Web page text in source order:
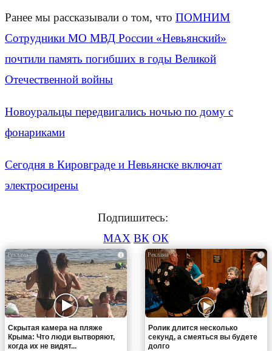
Ранее мы рассказывали о том, что ПОМНИМ
Сотрудники МО МВД России «Невьянский»
почтили память погибших в годы Великой
Отечественной войны
Новоуральцы передвигались ночью по дому с
фонариками
Сегодня в Кировграде и Невьянске включат
электросирены
Подпишитесь:
MAX ВК ОК
i
Скрытая камера на пляже
Крыма: Что люди вытворяют,
когда их не видят...
i
Ролик длится несколько
секунд, а смеяться вы будете
долго